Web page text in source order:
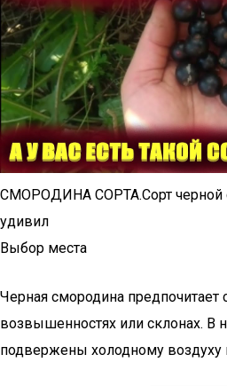
СМОРОДИНА СОРТА.Сорт черной
удивил
Выбор места
Черная смородина предпочитает
возвышенностях или склонах. В
подвержены холодному воздуху